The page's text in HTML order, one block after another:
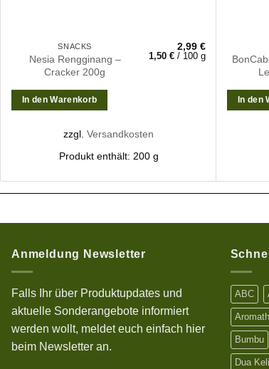
SNACKS
Nesia Rengginang –
Cracker 200g
2,99€
1,50€ / 100 g
In den Warenkorb
zzgl.Versandkosten
Produkt enthält: 200 g
In den
Anmeldung Newsletter
Falls Ihr über Produktupdates und
aktuelle Sonderangebote informiert
werden wollt, meldet euch einfach hier
beim Newsletter an.
ABC
Bumbu
Dua